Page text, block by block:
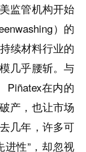
监管机构开始
）的
续材料行业的
几乎腰斩。与
Piñatex在内的
产，也让市场
几年，许多可
进性”，却忽视